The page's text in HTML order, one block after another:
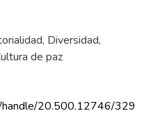
, Diversidad,
de paz
handle/20.500.12746/329